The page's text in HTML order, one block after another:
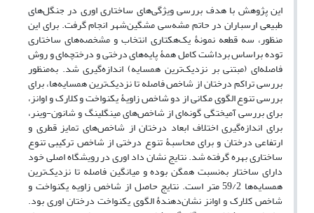
این پژوهش با هدف بررسی ویژگی‌های ساختاری اوری در جنگل‌های
طبیعی ارسباران در حاتم مشه‌سی مشگین‌شهر انجام گرفت. برای این
منظور، سه قطعه‌ نمونۀ یک‌هکتاری انتخاب و مشخصه‌های ساختاری
توده براساس برداشت کامل همۀ پایه‌های درختی و درختچه‌ای و روش
فاصله‌ای (مبتنی بر نزدیک‌ترین همسایه) اندازه‌گیری شد. به‌منظور
بررسی تراکم درختان از شاخص فاصله تا نزدیک‌ترین همسایه‌ها، برای
بررسی تنوع الگوی مکانی از دو شاخص زاویۀ یکنواخت و کلارک و اوانز،
برای بررسی آمیختگی گونه‌ای از شاخص‌های مینگلینگ و شانون-وینر،
برای اندازه‌گیری اختلاف ابعاد درختان از شاخص‌های تمایز قطری و
ارتفاعی درختان و برای محاسبۀ تنوع درختی از شاخص ترکیبی تنوع
ساختاری بهره گرفته شد. نتایج نشان داد اوری در رویشگاه اصلی خود
دارای ساختار به‌نسبت همگن بوده و میانگین فاصله تا نزدیک‌ترین
همسایه‌ها 59/2 متر است. نتایج حاصل از شاخص زاویه یکنواخت و
شاخص کلارک و اوانز نشان‌دهندۀ الگوی یکنواخت درختان اوری بود.